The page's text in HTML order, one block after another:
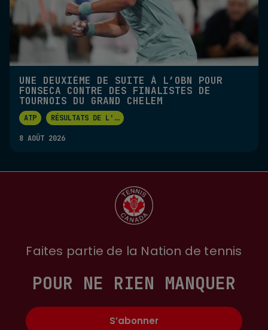
UNE DEUXIÈME DE SUITE À L’OBN POUR
FONSECA CONTRE DES FINALISTES DE
TOURNOIS DU GRAND CHELEM
ATP RÉSULTATS DE L' ...
8 AOÛT 2026
Faites partie de la Nation de tennis
POUR NE RIEN MANQUER
S’abonner